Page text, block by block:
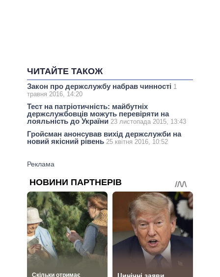
ЧИТАЙТЕ ТАКОЖ
Закон про держслужбу набрав чинності 1
травня 2016, 14:20
Тест на патріотичність: майбутніх
держслужбовців можуть перевіряти на
лояльність до України 23 листопада 2015, 13:43
Гройсман анонсував вихід держслужби на
новий якісний рівень 25 квітня 2016, 10:52